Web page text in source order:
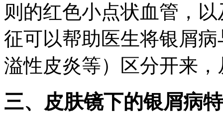
则的红色小点状血管，
征可以帮助医生将银屑
溢性皮炎等）区分开来
三、皮肤镜下的银屑病